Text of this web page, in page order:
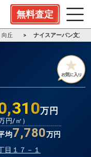
無料査定
向丘 ナイスアーバン文京
万円
円/㎡）
均7,780万円
目１７－１